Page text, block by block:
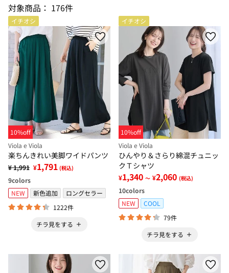
対象商品： 176件
イチオシ
10%off
Viola e Viola
楽ちんきれい美脚ワイドパンツ
¥ 1,991 ¥1,791 (税込)
9colors
NEW
新色追加
ロングセラー
1222件
チラ見をする
イチオシ
10%off
Viola e Viola
ひんやり＆さらり綿混チュニッ
クＴシャツ
¥1,340 ～ ¥2,060 (税込)
10colors
NEW
COOL
79件
チラ見をする